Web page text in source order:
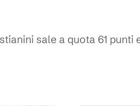
sale a quota 61 punti